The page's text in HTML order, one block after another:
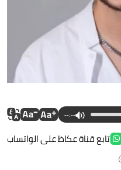
--:--
تابع قناة عكاظ على الواتساب